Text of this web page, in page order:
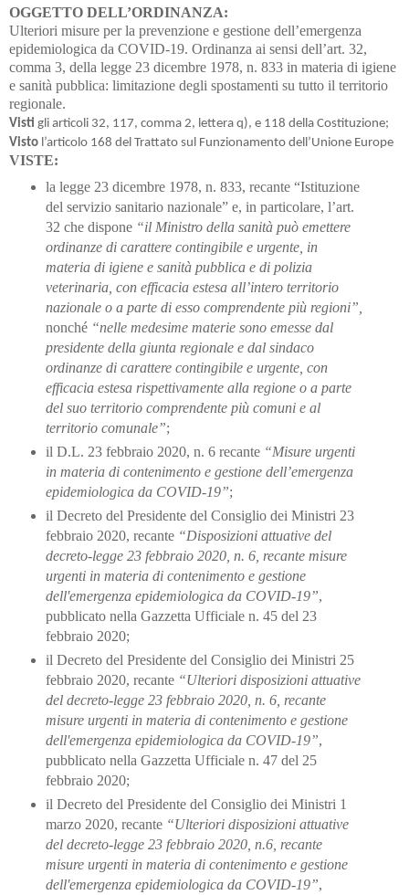
OGGETTO DELL’ORDINANZA:
Ulteriori misure per la prevenzione e gestione dell’emergenza
epidemiologica da COVID-19. Ordinanza ai sensi dell’art. 32,
comma 3, della legge 23 dicembre 1978, n. 833 in materia di igiene
e sanità pubblica: limitazione degli spostamenti su tutto il territorio
regionale.
Visti gli articoli 32, 117, comma 2, lettera q), e 118 della Costituzione;
Visto l’articolo 168 del Trattato sul Funzionamento dell’Unione Europe
VISTE:
la legge 23 dicembre 1978, n. 833, recante “Istituzione
del servizio sanitario nazionale” e, in particolare, l’art.
32 che dispone “il Ministro della sanità può emettere
ordinanze di carattere contingibile e urgente, in
materia di igiene e sanità pubblica e di polizia
veterinaria, con efficacia estesa all’intero territorio
nazionale o a parte di esso comprendente più regioni”,
nonché “nelle medesime materie sono emesse dal
presidente della giunta regionale e dal sindaco
ordinanze di carattere contingibile e urgente, con
efficacia estesa rispettivamente alla regione o a parte
del suo territorio comprendente più comuni e al
territorio comunale”;
il D.L. 23 febbraio 2020, n. 6 recante “Misure urgenti
in materia di contenimento e gestione dell’emergenza
epidemiologica da COVID-19”;
il Decreto del Presidente del Consiglio dei Ministri 23
febbraio 2020, recante “Disposizioni attuative del
decreto-legge 23 febbraio 2020, n. 6, recante misure
urgenti in materia di contenimento e gestione
dell'emergenza epidemiologica da COVID-19”,
pubblicato nella Gazzetta Ufficiale n. 45 del 23
febbraio 2020;
il Decreto del Presidente del Consiglio dei Ministri 25
febbraio 2020, recante “Ulteriori disposizioni attuative
del decreto-legge 23 febbraio 2020, n. 6, recante
misure urgenti in materia di contenimento e gestione
dell'emergenza epidemiologica da COVID-19”,
pubblicato nella Gazzetta Ufficiale n. 47 del 25
febbraio 2020;
il Decreto del Presidente del Consiglio dei Ministri 1
marzo 2020, recante “Ulteriori disposizioni attuative
del decreto-legge 23 febbraio 2020, n.6, recante
misure urgenti in materia di contenimento e gestione
dell'emergenza epidemiologica da COVID-19”,